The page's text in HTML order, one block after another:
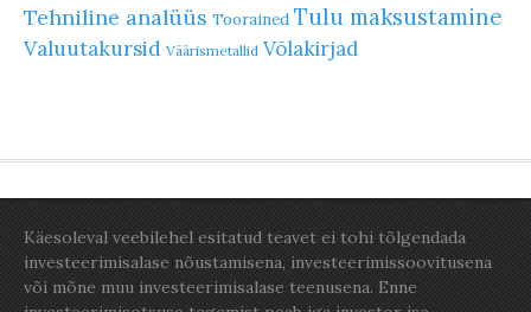
Tehniline analüüs Toorained Tulu maksustamine
Valuutakursid Väärismetallid Võlakirjad
Käesoleval veebilehel esitatud teavet ei tohi tõlgendada
investeerimisalase nõustamisena, investeerimissoovitusena
või mõne muu investeerimisalase teenusena. Enne